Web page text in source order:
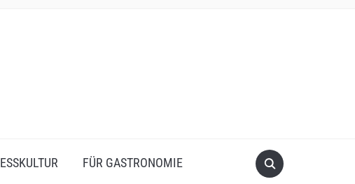
ESSKULTUR FÜR GASTRONOMIE